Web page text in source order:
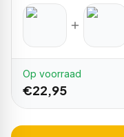
Op voorraad
€22,95